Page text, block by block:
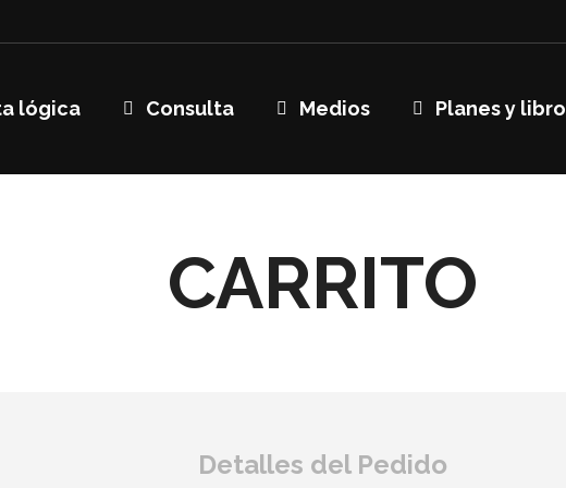
lógica Consulta Medios Planes y
CARRITO
Detalles del Pedido